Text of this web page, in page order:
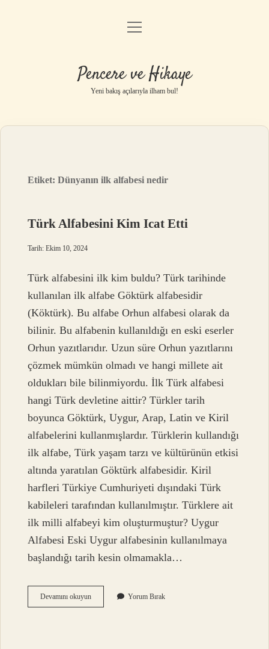
Anasayfa
Yasal Uyarı
menüyü
Pencere ve Hikaye
Yeni bakış açılarıyla ilham bul!
Etiket:Dünyanın ilk alfabesi nedir
Türk Alfabesini Kim Icat Etti
Tarih: Ekim 10, 2024
Türk alfabesini ilk kim buldu? Türk tarihinde
kullanılan ilk alfabe Göktürk alfabesidir
(Köktürk). Bu alfabe Orhun alfabesi olarak da
bilinir. Bu alfabenin kullanıldığı en eski eserler
Orhun yazıtlarıdır. Uzun süre Orhun yazıtlarını
çözmek mümkün olmadı ve hangi millete ait
oldukları bile bilinmiyordu. İlk Türk alfabesi
hangi Türk devletine aittir? Türkler tarih
boyunca Göktürk, Uygur, Arap, Latin ve Kiril
alfabelerini kullanmışlardır. Türklerin kullandığı
ilk alfabe, Türk yaşam tarzı ve kültürünün etkisi
altında yaratılan Göktürk alfabesidir. Kiril
harfleri Türkiye Cumhuriyeti dışındaki Türk
kabileleri tarafından kullanılmıştır. Türklere ait
ilk milli alfabeyi kim oluşturmuştur? Uygur
Alfabesi Eski Uygur alfabesinin kullanılmaya
başlandığı tarih kesin olmamakla…
Devamını okuyunTürk
Alfabesini
Yorum Bırak